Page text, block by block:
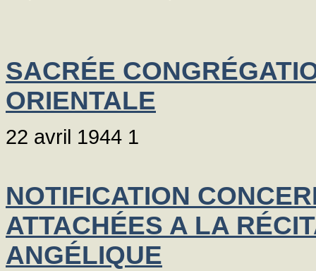
SACRÉE
ORIENTALE
22 avril 1944 1
NOTIFICATION
ATTACHÉES A LA
ANGÉLIQUE